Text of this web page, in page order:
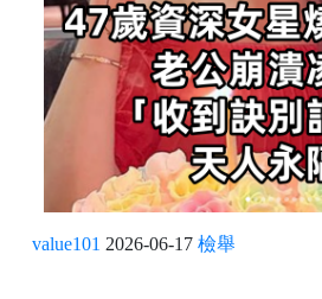
value101 2026-06-17 檢舉